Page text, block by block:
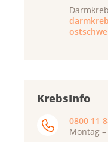
KrebsInfo
0800 11
Montag